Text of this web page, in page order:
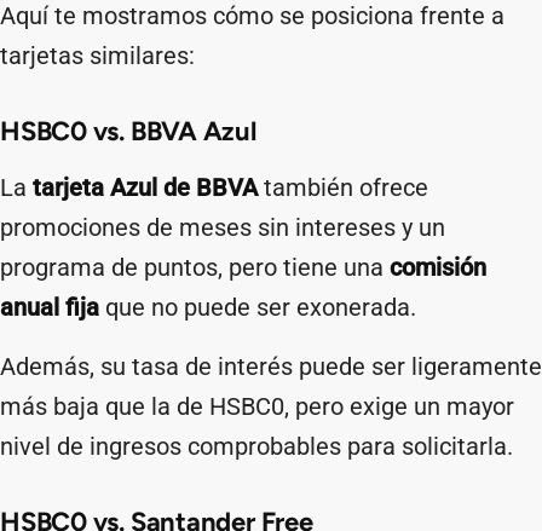
Aquí te mostramos cómo se posiciona frente a
tarjetas similares:
HSBC0 vs. BBVA Azul
La tarjeta Azul de BBVAtambién ofrece
promociones de meses sin intereses y un
programa de puntos, pero tiene una comisión
anual fija que no puede ser exonerada.
Además, su tasa de interés puede ser ligeramente
más baja que la de HSBC0, pero exige un mayor
nivel de ingresos comprobables para solicitarla.
HSBC0 vs. Santander Free